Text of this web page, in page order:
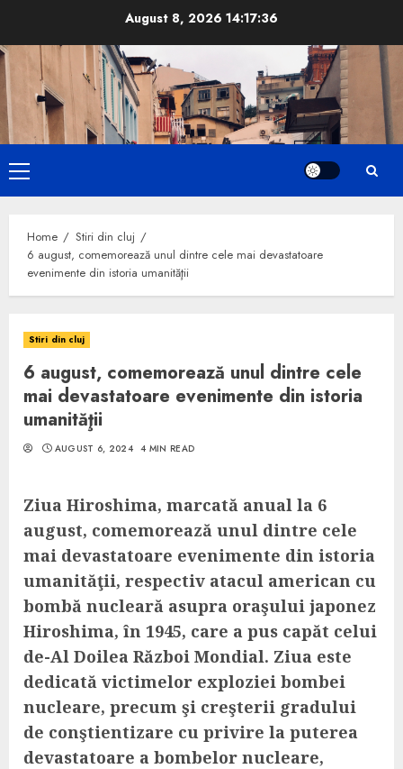
content
August 8, 202614:17:37
Primary
Menu
Home
Stiri din cluj
6 august, comemorează unul dintre cele mai devastatoare
evenimente din istoria umanităţii
Stiri din cluj
6 august, comemorează unul dintre cele
mai devastatoare evenimente din istoria
umanităţii
AUGUST 6, 2024 4 MIN READ
Ziua Hiroshima, marcată anual la 6
august, comemorează unul dintre cele
mai devastatoare evenimente din istoria
umanităţii, respectiv atacul american cu
bombă nucleară asupra oraşului japonez
Hiroshima, în 1945, care a pus capăt celui
de-Al Doilea Război Mondial. Ziua este
dedicată victimelor exploziei bombei
nucleare, precum şi creşterii gradului
de conştientizare cu privire la puterea
devastatoare a bombelor nucleare,